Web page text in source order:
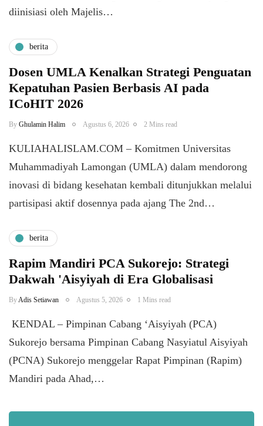
diinisiasi oleh Majelis…
berita
Dosen UMLA Kenalkan Strategi Penguatan
Kepatuhan Pasien Berbasis AI pada
ICoHIT 2026
By Ghulamin Halim Agustus 6, 2026 2 Mins read
KULIAHALISLAM.COM – Komitmen Universitas
Muhammadiyah Lamongan (UMLA) dalam mendorong
inovasi di bidang kesehatan kembali ditunjukkan melalui
partisipasi aktif dosennya pada ajang The 2nd…
berita
Rapim Mandiri PCA Sukorejo: Strategi
Dakwah 'Aisyiyah di Era Globalisasi
By Adis Setiawan Agustus 5, 2026 1 Mins read
​ KENDAL – Pimpinan Cabang ‘Aisyiyah (PCA)
Sukorejo bersama Pimpinan Cabang Nasyiatul Aisyiyah
(PCNA) Sukorejo menggelar Rapat Pimpinan (Rapim)
Mandiri pada Ahad,…